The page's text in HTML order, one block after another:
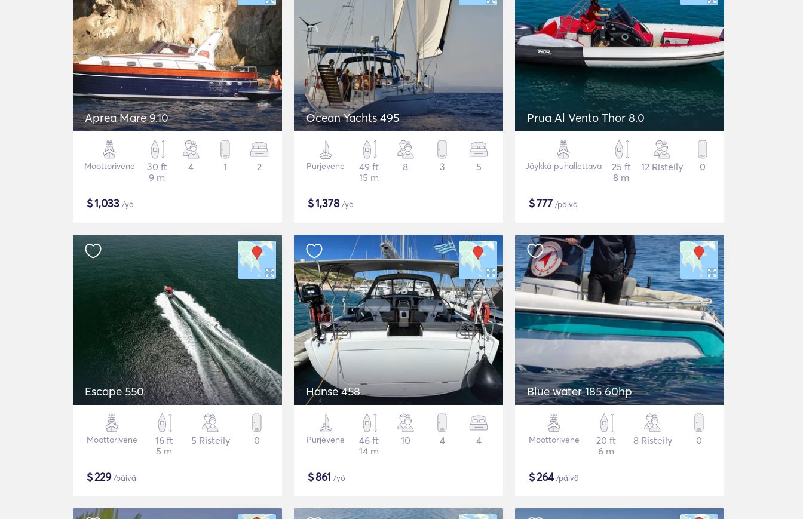
Aprea Mare 9.10
Moottorivene
30 ft
9 m
4 1 2
$1,033 /yö
Ocean Yachts 495
Purjevene
49 ft
15 m
8 3 5
$1,378/yö
Prua Al Vento Thor 8.0
Jäykkä puhallettava
25 ft
8 m
12 Risteily 0
$777 /päivä
Escape 550
Moottorivene
16 ft
5 m
5 Risteily 0
$229/päivä
Hanse 458
Purjevene
46 ft
14 m
10 4 4
$861 /yö
Blue water 185 60hp
Moottorivene
20 ft
6 m
8 Risteily 0
$264/päivä